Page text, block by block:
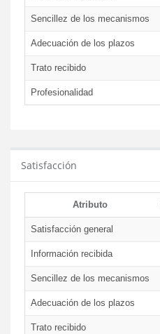
Sencillez de los mecanismos
Adecuación de los plazos
Trato recibido
Profesionalidad
Satisfacción
Atributo
Satisfacción general
Información recibida
Sencillez de los mecanismos
Adecuación de los plazos
Trato recibido